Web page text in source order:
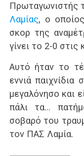
Πρωταγωνιστής
Λαμίας, ο
σκορ της
γίνει το 2-0 στις
Αυτό ήταν το
εννιά
μεγαλόνησο και
πάλι τα…
σοβαρό του
τον ΠΑΣ Λαμία.